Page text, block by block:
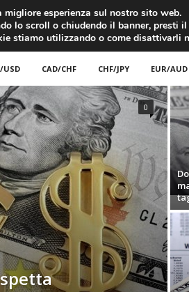
FOREX NEWS FOREX SIGNALS FOREX
DOLLARO ECONOMIA
USD CAD/CHF CHF/JPY EUR/AUD
0
esperienza sul nostro sito web.
lo scroll o chiudendo il banner, presti
stiamo utilizzando o come disattivarli